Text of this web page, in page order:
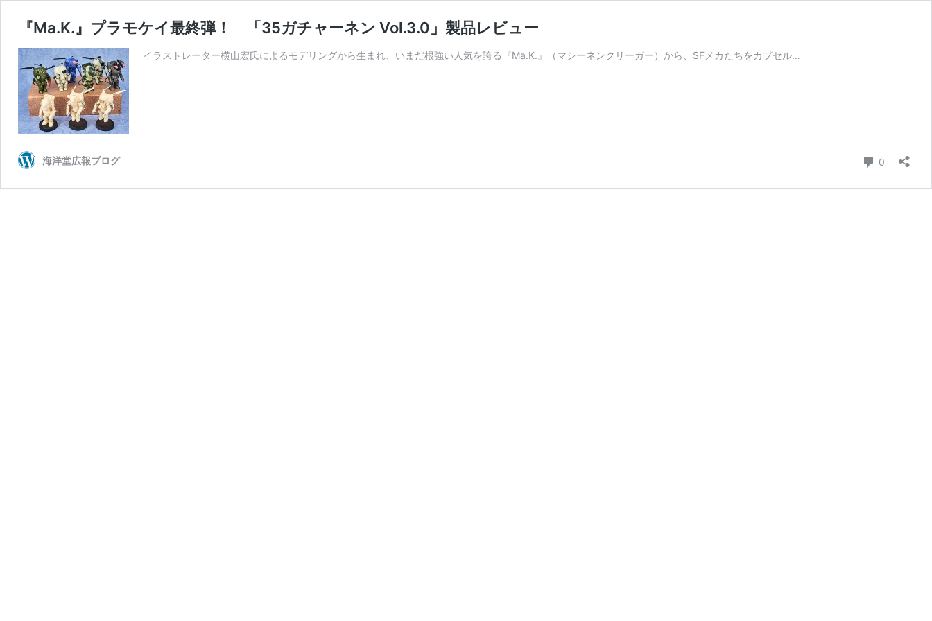
『Ma.K.』プラモケイ最終弾！ 「35ガチャーネン Vol.3.0」製品レビュー
イラストレーター横山宏氏によるモデリングから生まれ、いまだ根強い人気を誇る『Ma.K.』（マシーネンクリーガー）から、SFメカたちをカプセル…
海洋堂広報ブログ 0 コメント